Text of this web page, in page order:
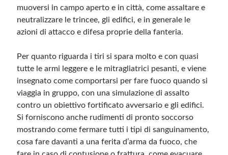
muoversi in campo aperto e in città, come assaltare e
neutralizzare le trincee, gli edifici, e in generale le
azioni di attacco e difesa proprie della fanteria.
Per quanto riguarda i tiri si spara molto e con quasi
tutte le armi leggere e le mitragliatrici pesanti, e viene
insegnato come comportarsi per fare fuoco quando si
viaggia in gruppo, con una simulazione di assalto
contro un obiettivo fortificato avversario e gli edifici.
Si forniscono anche rudimenti di pronto soccorso
mostrando come fermare tutti i tipi di sanguinamento,
cosa fare davanti a una ferita d’arma da fuoco, che